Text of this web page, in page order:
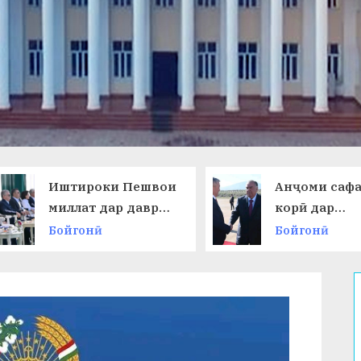
Иштироки Пешвои
миллат дар даври
ниҳоии
Бойгонӣ
Анҷоми
корӣ дар
Ҷумҳурии
Бойгонӣ